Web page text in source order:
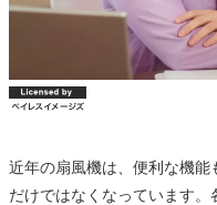
近年の扇風機は、便利な機
だけではなくなっています。